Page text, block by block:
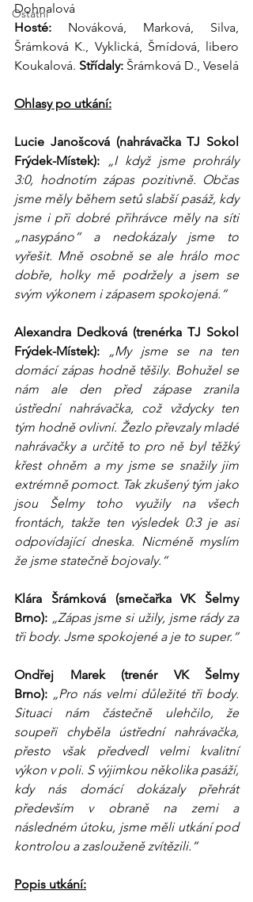
Ostatní
Dohnalová
Hosté: Nováková, Marková, Silva,
Šrámková K., Vyklická, Šmídová, libero
Koukalová. Střídaly: Šrámková D., Veselá
Ohlasy po utkání:
Lucie Janošcová (nahrávačka TJ Sokol
Frýdek-Místek):
„I když jsme prohrály
3:0, hodnotím zápas pozitivně. Občas
jsme měly během setů slabší pasáž, kdy
jsme i při dobré přihrávce měly na síti
„nasypáno“ a nedokázaly jsme to
vyřešit. Mně osobně se ale hrálo moc
dobře, holky mě podržely a jsem se
svým výkonem i zápasem spokojená.“
Alexandra Dedková (trenérka TJ Sokol
Frýdek-Místek): „My jsme se na ten
domácí zápas hodně těšily. Bohužel se
nám ale den před zápase zranila
ústřední nahrávačka, což vždycky ten
tým hodně ovlivní. Žezlo převzaly mladé
nahrávačky a určitě to pro ně byl těžký
křest ohněm a my jsme se snažily jim
extrémně pomoct. Tak zkušený tým jako
jsou Šelmy toho využily na všech
frontách, takže ten výsledek 0:3 je asi
odpovídající dneska. Nicméně myslím
že jsme statečně bojovaly.“
Klára Šrámková (smečařka VK Šelmy
Brno): „Zápas jsme si užily, jsme rády za
tři body. Jsme spokojené a je to super.“
Ondřej Marek (trenér VK Šelmy
Brno): „Pro nás velmi důležité tři body.
Situaci nám částečně ulehčilo, že
soupeři chyběla ústřední nahrávačka,
přesto však předvedl velmi kvalitní
výkon v poli. S výjimkou několika pasáží,
kdy nás domácí dokázaly přehrát
především v obraně na zemi a
následném útoku, jsme měli utkání pod
kontrolou a zaslouženě zvítězili.“
Popis utkání: